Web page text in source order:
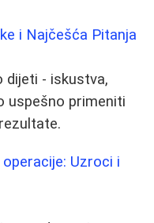
i Najčešća Pitanja
dijeti - iskustva,
uspešno primeniti
Uzroci i